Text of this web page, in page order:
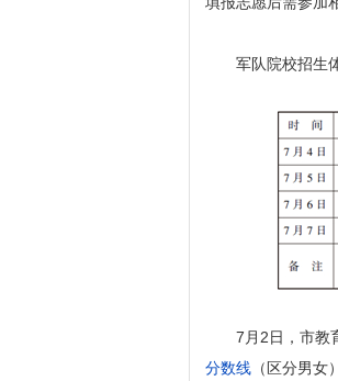
军队院校招生
7月2日，市教育
分数线 （区分男